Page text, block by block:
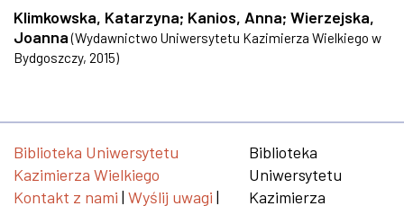
Klimkowska, Katarzyna; Kanios, Anna; Wierzejska,
Joanna (Wydawnictwo Uniwersytetu Kazimierza Wielkiego w
Bydgoszczy, 2015)
Biblioteka Uniwersytetu
Kazimierza Wielkiego
Kontakt z nami | Wyślij uwagi |
Biblioteka
Uniwersytetu
Kazimierza